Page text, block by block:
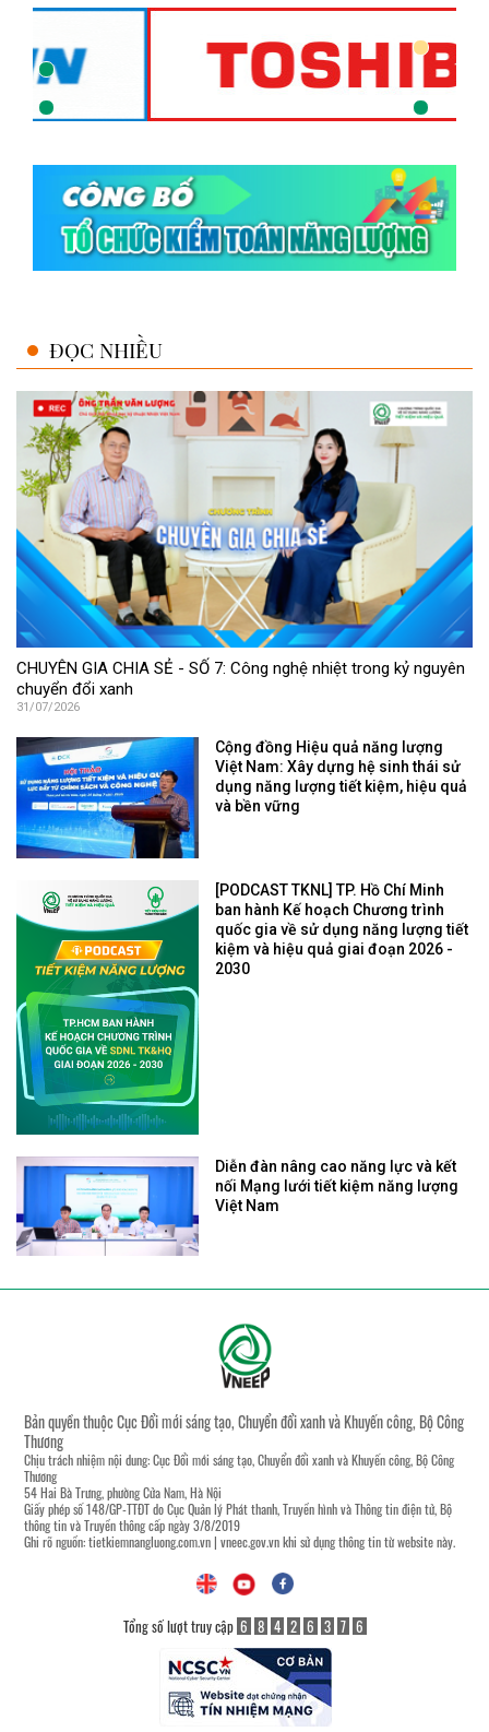
ĐỌC NHIỀU
CHUYÊN GIA CHIA SẺ - SỐ 7: Công nghệ nhiệt trong kỷ nguyên
chuyển đổi xanh
31/07/2026
Cộng đồng Hiệu quả năng lượng
Việt Nam: Xây dựng hệ sinh thái sử
dụng năng lượng tiết kiệm, hiệu quả
và bền vững
[PODCAST TKNL] TP. Hồ Chí Minh
ban hành Kế hoạch Chương trình
quốc gia về sử dụng năng lượng tiết
kiệm và hiệu quả giai đoạn 2026 -
2030
Diễn đàn nâng cao năng lực và kết
nối Mạng lưới tiết kiệm năng lượng
Việt Nam
Bản quyền thuộc Cục Đổi mới sáng tạo, Chuyển đổi xanh và Khuyến công, Bộ Công
Thương
Chịu trách nhiệm nội dung: Cục Đổi mới sáng tạo, Chuyển đổi xanh và Khuyến công, Bộ Công
Thương
54 Hai Bà Trưng, phường Cửa Nam, Hà Nội
Giấy phép số 148/GP-TTĐT do Cục Quản lý Phát thanh, Truyền hình và Thông tin điện tử, Bộ
thông tin và Truyền thông cấp ngày 3/8/2019
Ghi rõ nguồn:tietkiemnangluong.com.vn| vneec.gov.vnkhi sử dụng thông tin từ website này.
Tổng số lượt truy cập 6 8 4 2 6 3 7 6